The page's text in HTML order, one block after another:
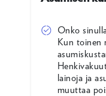
Onko
Kun toinen
lainoja ja
muuttaa